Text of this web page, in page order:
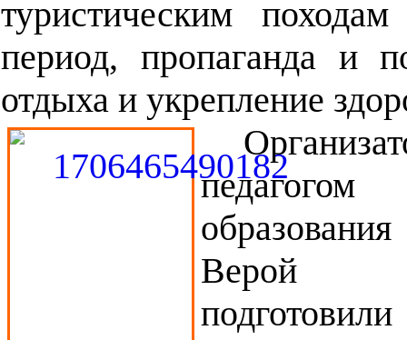
туристическим
период, пропаганда и
отдыха и укрепление
педагогом
Верой